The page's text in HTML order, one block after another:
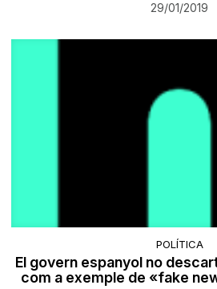
29/01/2019
POLÍTICA
El govern espanyol no
com a exemple de «fake